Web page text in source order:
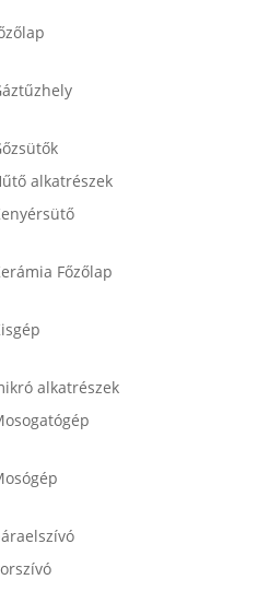
alkatrészek
Főzőlap
alkatrészek